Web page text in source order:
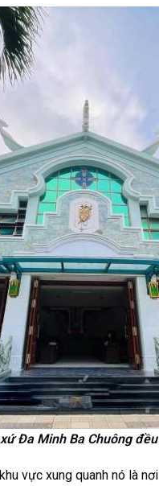
Đa Minh Ba Chuông
vực xung quanh nó là nơi